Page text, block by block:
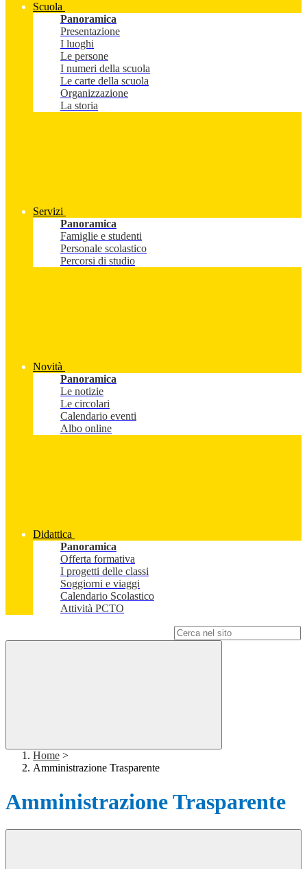
Scuola
Panoramica
Presentazione
I luoghi
Le persone
I numeri della scuola
Le carte della scuola
Organizzazione
La storia
Servizi
Panoramica
Famiglie e studenti
Personale scolastico
Percorsi di studio
Novità
Panoramica
Le notizie
Le circolari
Calendario eventi
Albo online
Didattica
Panoramica
Offerta formativa
I progetti delle classi
Soggiorni e viaggi
Calendario Scolastico
Attività PCTO
Home >
Amministrazione Trasparente
Amministrazione Trasparente